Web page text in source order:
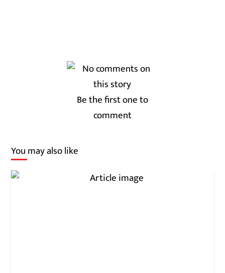
Be the first one to
comment
You may also like